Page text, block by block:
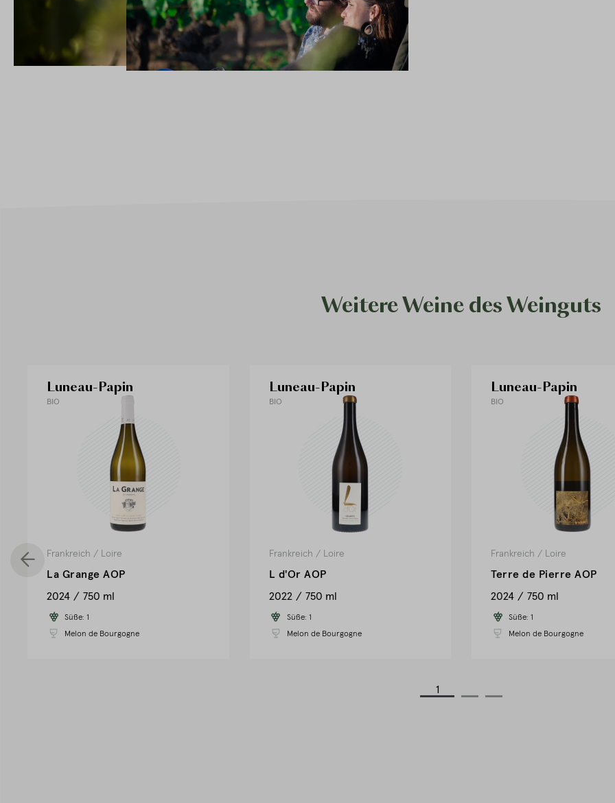
Weitere Weine des Weinguts
1
Luneau-Papin
BIO
Frankreich / Loire
La Grange AOP
2024
750 ml
Süße: 1
Melon de Bourgogne
Luneau-Papin
BIO
Frankreich / Loire
L d'Or AOP
2022
750 ml
Süße: 1
Melon de Bourgogne
Luneau-Papin
BIO
Frankreich / Loire
Terre de Pierre AOP
2024
750 ml
Süße: 1
Melon de Bourgogne